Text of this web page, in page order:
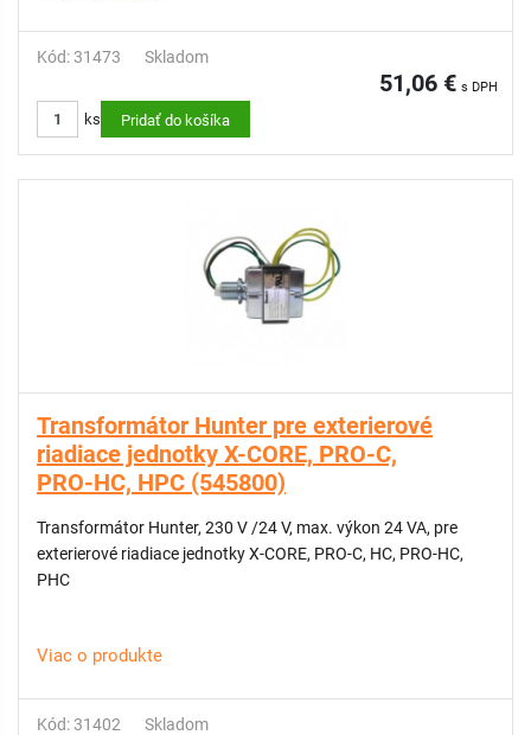
Kód: 31473 Skladom
51,06 € s DPH
ks Pridať do košíka
Transformátor Hunter pre exterierové
riadiace jednotky X-CORE, PRO-C,
PRO-HC, HPC (545800)
Transformátor Hunter, 230 V /24 V, max. výkon 24 VA, pre
exterierové riadiace jednotky X-CORE, PRO-C, HC, PRO-HC,
PHC
Viac o produkte
Kód: 31402 Skladom